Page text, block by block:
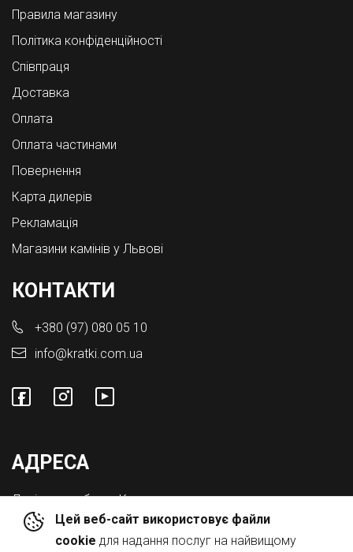
Цей веб-сайт використовує файли
cookie для надання послуг на найвищому
Правила магазину
Політика конфіденційності
Співпраця
Доставка
Оплата
Оплата частинами
Повернення
Карта дилерів
Рекламація
Магазини камінів у Львові
КОНТАКТИ
+380 (97) 080 05 10
info@kratki.com.ua
АДРЕСА
Львівська обл., с. Конопниця,
Вул. Городоцька 8а